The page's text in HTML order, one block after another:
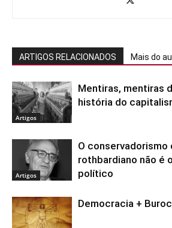
ARTIGOS RELACIONADOS Mais do
Artigos
Mentiras, mentiras
história do
Artigos
O conservadorismo
rothbardiano não é
político
Democracia +